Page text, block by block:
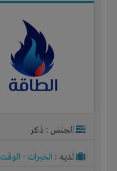
الجنس : ذكر
لديـه : الخبرات - الوقت